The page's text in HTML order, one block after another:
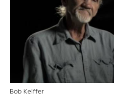
Bob Keiffer